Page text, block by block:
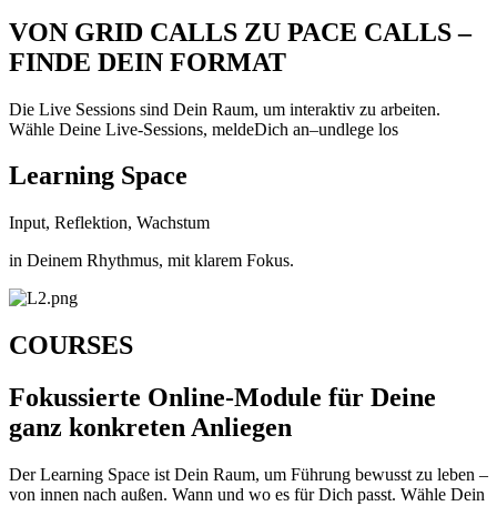
VON GRID CALLS ZU PACE CALLS –
FINDE DEIN FORMAT
Die Live Sessions sind Dein Raum, um interaktiv zu arbeiten.
Wähle Deine Live-Sessions, meldeDich an–undlege los
Learning Space
Input, Reflektion, Wachstum
in Deinem Rhythmus, mit klarem Fokus.
COURSES
Fokussierte Online-Module für Deine
ganz konkreten Anliegen
Der Learning Space ist Dein Raum, um Führung bewusst zu leben –
von innen nach außen. Wann und wo es für Dich passt. Wähle Dein